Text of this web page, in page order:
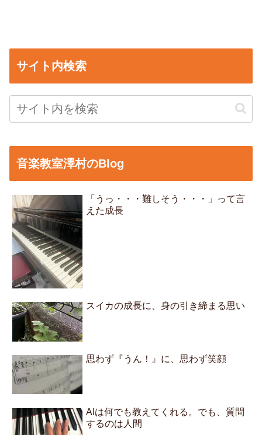
サイト内検索
音楽教室澤村のBlog
「うっ・・・難しそう・・・」って言
えた成長
スイカの成長に、身の引き締まる思い
思わず『うん！』に、思わず笑顔
AIは何でも教えてくれる。でも、質問
するのは人間